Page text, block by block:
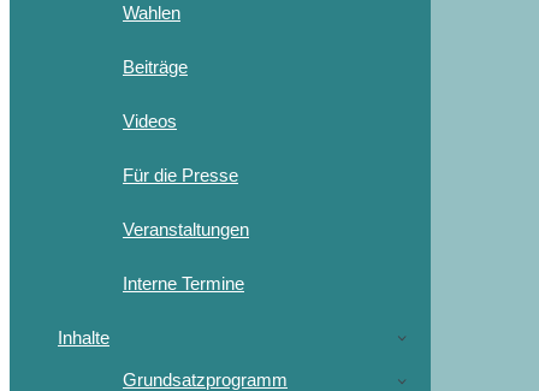
Wahlen
Beiträge
Videos
Für die Presse
Veranstaltungen
Interne Termine
Inhalte
Grundsatzprogramm